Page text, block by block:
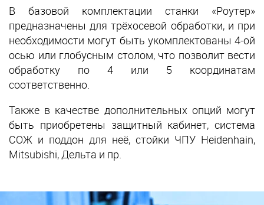
В базовой комплектации станки «Роутер»
предназначены для трёхосевой обработки, и при
необходимости могут быть укомплектованы 4-ой
осью или глобусным столом, что позволит вести
обработку по 4 или 5 координатам
соответственно.
Также в качестве дополнительных опций могут
быть приобретены защитный кабинет, система
СОЖ и поддон для неё, стойки ЧПУ Heidenhain,
Mitsubishi, Дельта и пр.